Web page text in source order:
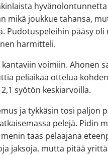
mikä joukkue tahansa,
Pudotuspeleihin pääsy oli
harmitteli.
voimiin. Ahonen
peliaikaa ottelua
syötön keskiarvoilla.
ja tykkäsin tosi paljon
pelejä. Pidin
taas pelaajana
jaksoja, mutta pitää